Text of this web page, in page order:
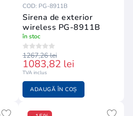
COD: PG-8911B
Sirena de exterior
wireless PG-8911B
în stoc
1267,26 lei
1083,82 lei
TVA inclus
ADAUGĂ ÎN COȘ